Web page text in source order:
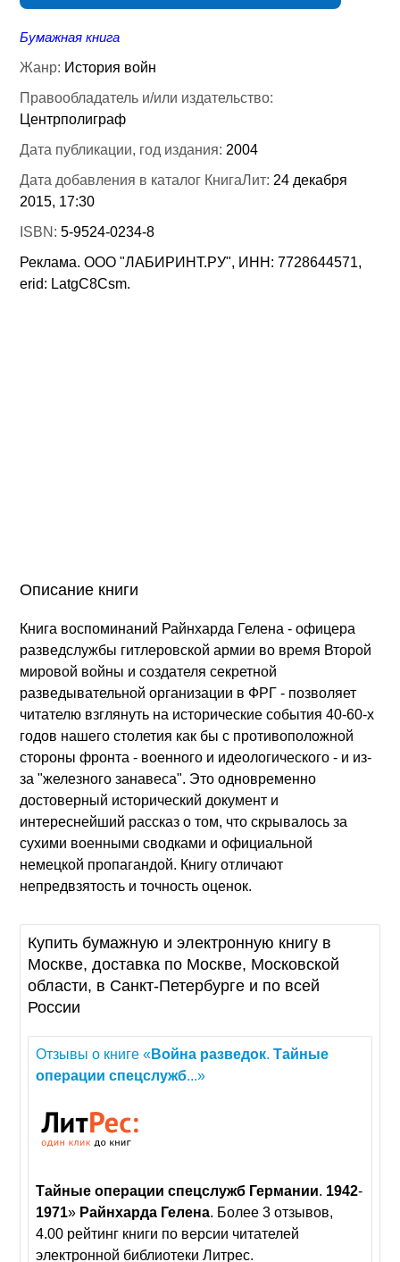
Бумажная книга
Жанр: История войн
Правообладатель и/или издательство:
Центрполиграф
Дата публикации, год издания: 2004
Дата добавления в каталог КнигаЛит: 24 декабря
2015, 17:30
ISBN:5-9524-0234-8
Реклама. ООО "ЛАБИРИНТ.РУ", ИНН: 7728644571,
erid: LatgC8Csm.
Описание книги
Книга воспоминаний Райнхарда Гелена - офицера
разведслужбы гитлеровской армии во время Второй
мировой войны и создателя секретной
разведывательной организации в ФРГ - позволяет
читателю взглянуть на исторические события 40-60-х
годов нашего столетия как бы с противоположной
стороны фронта - военного и идеологического - и из-
за "железного занавеса". Это одновременно
достоверный исторический документ и
интереснейший рассказ о том, что скрывалось за
сухими военными сводками и официальной
немецкой пропагандой. Книгу отличают
непредвзятость и точность оценок.
Купить бумажную и электронную книгу в
Москве, доставка по Москве, Московской
области, в Санкт-Петербурге и по всей
России
Отзывы о книге «Война разведок.Тайные
операции спецслужб...»
Тайные операции спецслужб Германии. 1942-
1971» Райнхарда Гелена. Более 3 отзывов,
4.00 рейтинг книги по версии читателей
электронной библиотеки Литрес.